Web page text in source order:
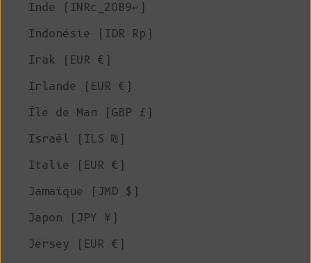
Inde (INRc_20B9↩)
Indonésie (IDR Rp)
Irak (EUR €)
Irlande (EUR €)
Île de Man (GBP £)
Israël (ILS ₪)
Italie (EUR €)
Jamaïque (JMD $)
Japon (JPY ¥)
Jersey (EUR €)